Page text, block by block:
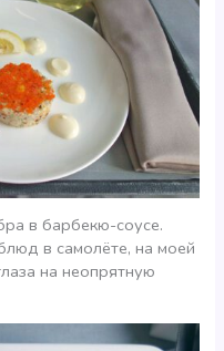
в барбекю-соусе.
в самолёте, на моей
на неопрятную